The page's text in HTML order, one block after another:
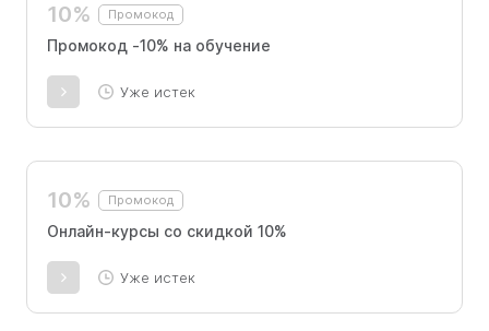
10% Промокод
Промокод -10% на обучение
Уже истек
10% Промокод
Онлайн-курсы со скидкой 10%
Уже истек